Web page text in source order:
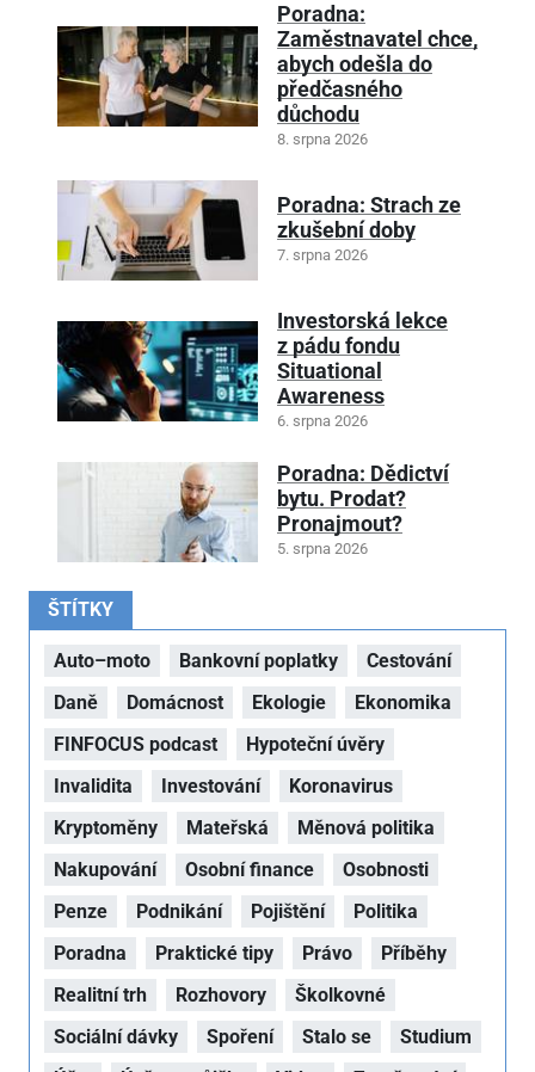
Poradna:
Zaměstnavatel chce,
abych odešla do
předčasného
důchodu
8. srpna 2026
Poradna: Strach ze
zkušební doby
7. srpna 2026
Investorská lekce
z pádu fondu
Situational
Awareness
6. srpna 2026
Poradna: Dědictví
bytu. Prodat?
Pronajmout?
5. srpna 2026
ŠTÍTKY
Auto–moto Bankovní poplatky
Cestování
Daně
Domácnost Ekologie
Ekonomika
FINFOCUS podcast
Hypoteční úvěry
Invalidita
Investování
Koronavirus
Kryptoměny
Mateřská
Měnová politika
Nakupování
Osobní finance
Osobnosti
Penze
Podnikání Pojištění
Politika
Poradna
Praktické tipy Právo
Příběhy
Realitní trh
Rozhovory
Školkovné
Sociální dávky
Spoření Stalo se
Studium